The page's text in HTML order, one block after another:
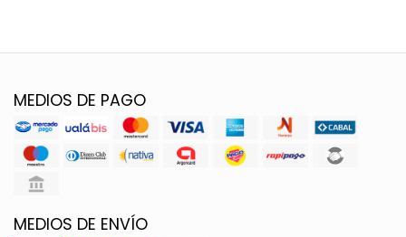
MEDIOS DE PAGO
MEDIOS DE ENVÍO